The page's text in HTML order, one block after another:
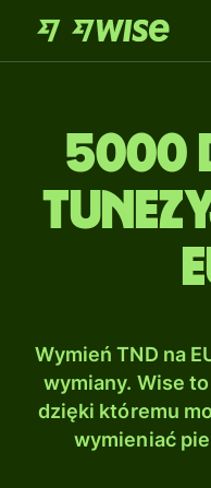
5000
Wymień TND na
wymiany. Wise
dzięki któremu
wymieniać